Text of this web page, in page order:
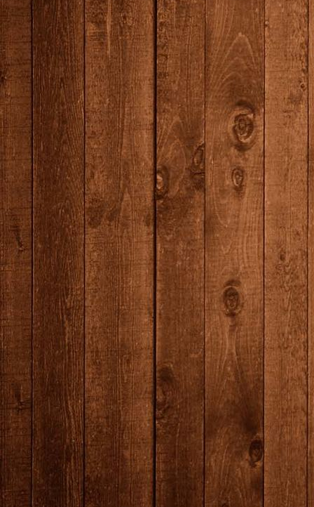
producten--3
producten--2